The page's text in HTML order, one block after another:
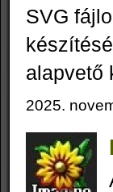
SVG
alapvető
2025.